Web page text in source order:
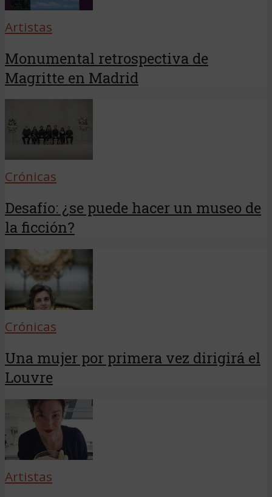
Artistas
Monumental retrospectiva de
Magritte en Madrid
Crónicas
Desafío: ¿se puede hacer un museo de
la ficción?
Crónicas
Una mujer por primera vez dirigirá el
Louvre
Artistas